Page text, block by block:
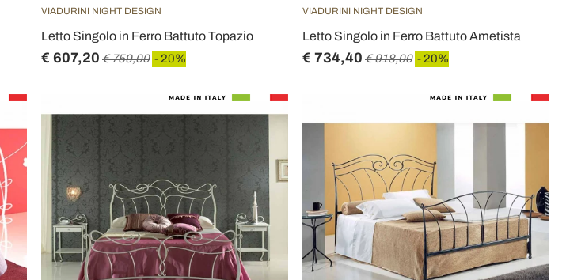
VIADURINI NIGHT DESIGN
Letto Singolo in Ferro Battuto Topazio
€ 607,20 € 759,00 - 20%
VIADURINI NIGHT DESIGN
Letto Singolo in Ferro Battuto Ametista
€ 734,40 € 918,00 - 20%